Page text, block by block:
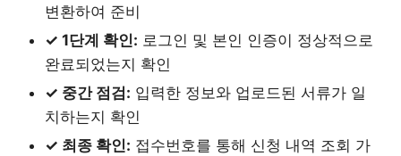
변환하여 준비
✓ 1단계 확인: 로그인 및 본인 인증이 정상적으로
완료되었는지 확인
✓ 중간 점검: 입력한 정보와 업로드된 서류가 일
치하는지 확인
✓ 최종 확인: 접수번호를 통해 신청 내역 조회 가